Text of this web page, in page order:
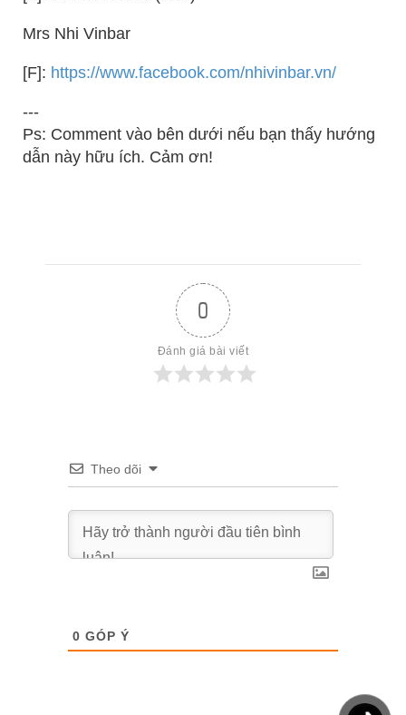
Mrs Nhi Vinbar
[F]: https://www.facebook.com/nhivinbar.vn/
---
Ps: Comment vào bên dưới nếu bạn thấy hướng
dẫn này hữu ích. Cảm ơn!
0
Đánh giá bài viết
Theo dõi
0 GÓP Ý